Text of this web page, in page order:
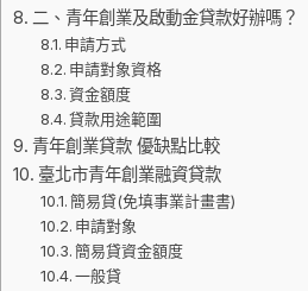
二、青年創業及啟動金貸款好辦嗎？
申請方式
申請對象資格
資金額度
貸款用途範圍
青年創業貸款 優缺點比較
臺北市青年創業融資貸款
簡易貸(免填事業計畫書)
申請對象
簡易貸資金額度
一般貸